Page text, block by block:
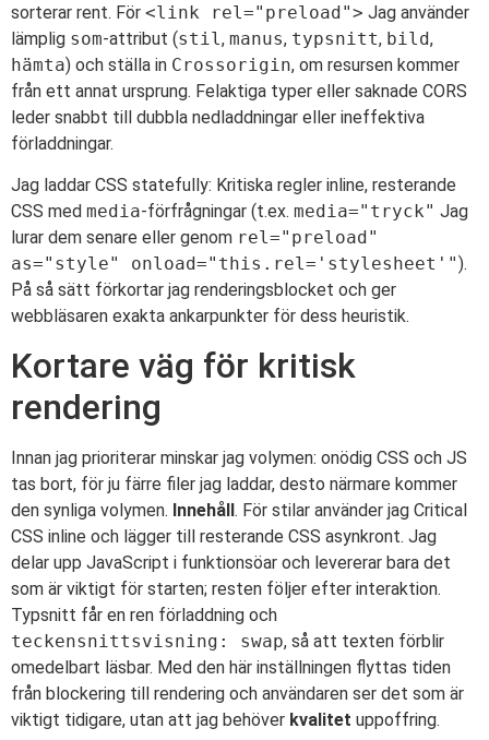
sorterar rent. För <link rel="preload"> Jag använder
lämplig som-attribut (stil , manus, typsnitt, bild,
hämta) och ställa in Crossorigin, om resursen kommer
från ett annat ursprung. Felaktiga typer eller saknade CORS
leder snabbt till dubbla nedladdningar eller ineffektiva
förladdningar.
Jag laddar CSS statefully: Kritiska regler inline, resterande
CSS med media-förfrågningar (t.ex. media="tryck" Jag
lurar dem senare eller genom rel="preload"
as="style" onload="this.rel='stylesheet'").
På så sätt förkortar jag renderingsblocket och ger
webbläsaren exakta ankarpunkter för dess heuristik.
Kortare väg för kritisk
rendering
Innan jag prioriterar minskar jag volymen: onödig CSS och JS
tas bort, för ju färre filer jag laddar, desto närmare kommer
den synliga volymen. Innehåll . För stilar använder jag Critical
CSS inline och lägger till resterande CSS asynkront. Jag
delar upp JavaScript i funktionsöar och levererar bara det
som är viktigt för starten; resten följer efter interaktion.
Typsnitt får en ren förladdning och
teckensnittsvisning: swap, så att texten förblir
omedelbart läsbar. Med den här inställningen flyttas tiden
från blockering till rendering och användaren ser det som är
viktigt tidigare, utan att jag behöver kvalitet uppoffring.